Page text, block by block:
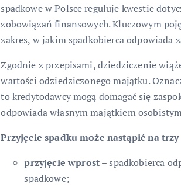
spadkowe w Polsce reguluje kwestie
zobowiązań finansowych. Kluczowym
zakres, w jakim spadkobierca odpowiada
Zgodnie z przepisami, dziedziczenie
wartości odziedziczonego majątku.
to kredytodawcy mogą domagać się
odpowiada własnym majątkiem
Przyjęcie spadku może nastąpić na trzy
przyjęcie wprost– spadkobierca
spadkowe;